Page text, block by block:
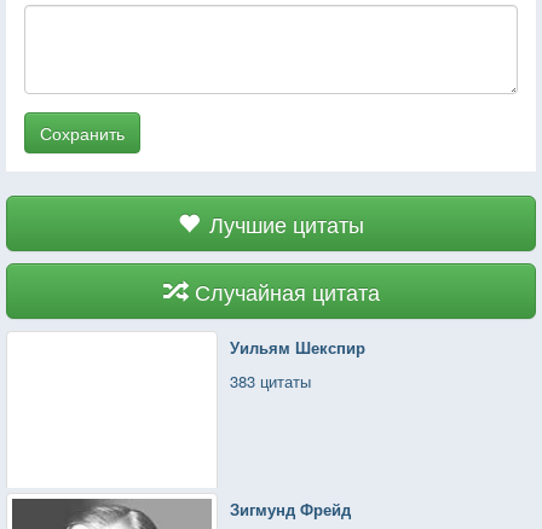
Сохранить
Лучшие цитаты
Случайная цитата
Уильям Шекспир
383 цитаты
Зигмунд Фрейд